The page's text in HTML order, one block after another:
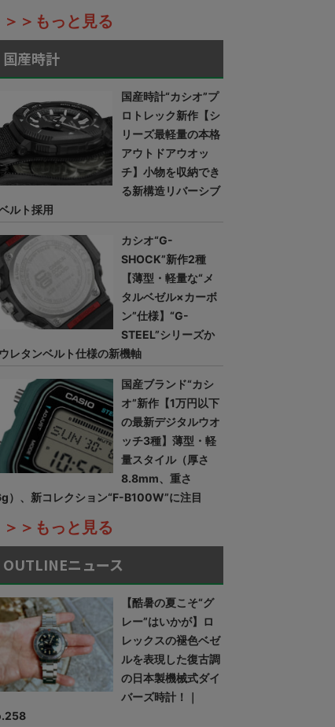
＞＞もっと見る
国産時計
国産時計“カシオ”プ
ロトレック新作【シ
リーズ最軽量の本格
アウトドアウオッ
チ】小物を収納でき
る新構造リバーシブ
ルト採用
カシオ“G-
SHOCK”新作2種
【薄型・軽量な“メ
タルベゼル×カーボ
ン”仕様】“G-
STEEL”シリーズか
レタンベルト仕様の新機軸
国産ブランド“カシ
オ”新作【1万円以下
の最新デジタルウオ
ッチ3種】薄型・軽
量スタイル（厚さ
8.8mm、重さ
）、新コレクション“F-B100W”に注目
＞＞もっと見る
OUTLINEニュース
【酷暑の夏こそ“グ
レー”はいかが】ロ
レックスの褪色ベゼ
ルを表現した復古調
の日本製機械式ダイ
バーズ時計！｜